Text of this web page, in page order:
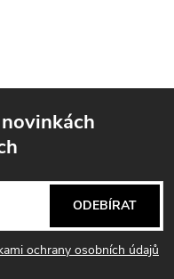
ochrany osobních údajů
ODEBÍRAT